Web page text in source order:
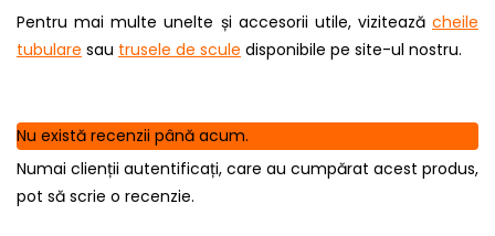
Pentru mai multe unelte și accesorii utile, vizitează cheile
tubulare sau trusele de scule disponibile pe site-ul nostru.
Nu există recenzii până acum.
Numai clienții autentificați, care au cumpărat acest produs,
pot să scrie o recenzie.